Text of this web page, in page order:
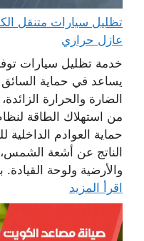
عازل حراري
خدمة تظليل سيارات
يساعد في حماية
الضارة والحرارة
من استهلاك الطاقة
حماية العوادم الداخلية
الناتج عن أشعة
والأرضية ولوحة
اقرأ المزيد